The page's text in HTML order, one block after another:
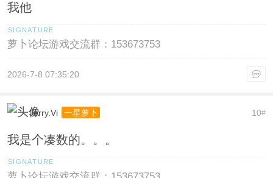
我他
萝卜论坛游戏交流群：153673753
2026-7-8 07:35:20
10#
Jerry.Vi 一星萝卜
我是个凑数的。。。